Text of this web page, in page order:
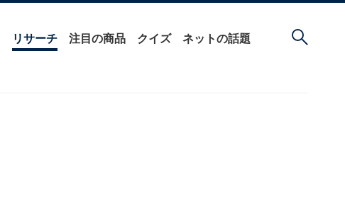
リサーチ 注目の商品 クイズ ネットの話題